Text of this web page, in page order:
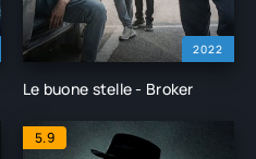
2022
Le buone stelle - Broker
5.9